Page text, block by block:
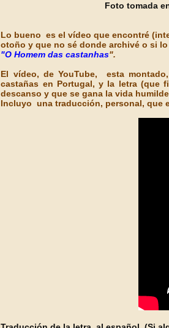
Foto tomada
Lo bueno es el vídeo que encontré
otoño y que no sé donde archivé o si
"O Homem das castanhas".
El vídeo, de YouTube, esta
castañas en Portugal, y la letra (que
descanso y que se gana la vida
Incluyo una traducción, personal, que